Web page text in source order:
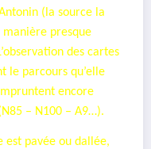
(la source la
presque
des cartes
le parcours qu’elle
encore
– N100 – A9…).
est pavée ou dallée,